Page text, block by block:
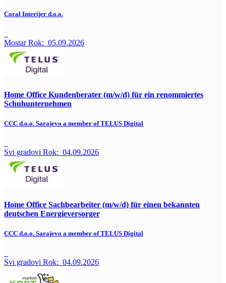
Coral Interijer d.o.o.
Mostar Rok: 05.09.2026
Home Office Kundenberater (m/w/d) für ein renommiertes
Schuhunternehmen
CCC d.o.o. Sarajevo a member of TELUS Digital
Svi gradovi Rok: 04.09.2026
Home Office Sachbearbeiter (m/w/d) für einen bekannten
deutschen Energieversorger
CCC d.o.o. Sarajevo a member of TELUS Digital
Svi gradovi Rok: 04.09.2026